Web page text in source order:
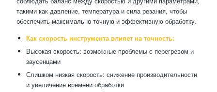
такими как давление, температура и сила резания, чтобы
обеспечить максимально точную и эффективную обработку.
Как скорость инструмента влияет на точность:
Высокая скорость: возможные проблемы с перегревом и
заусенцами
Слишком низкая скорость: снижение производительности
и увеличение времени обработки